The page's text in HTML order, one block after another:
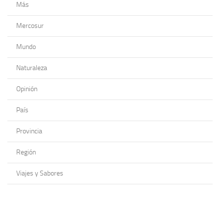
Más
Mercosur
Mundo
Naturaleza
Opinión
País
Provincia
Región
Viajes y Sabores